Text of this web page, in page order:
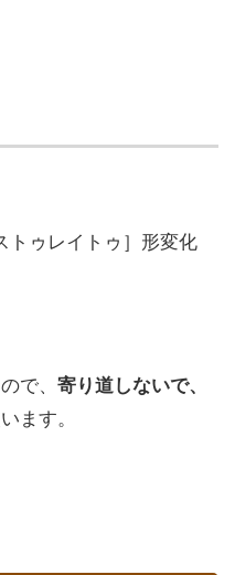
トゥレイトゥ］形変化
で、 寄り道しないで、
ます。